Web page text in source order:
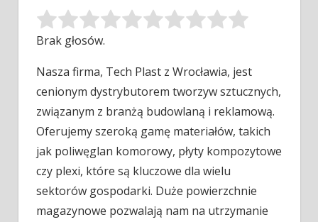
Brak głosów.
Nasza firma, Tech Plast z Wrocławia, jest
cenionym dystrybutorem tworzyw sztucznych,
związanym z branżą budowlaną i reklamową.
Oferujemy szeroką gamę materiałów, takich
jak poliwęglan komorowy, płyty kompozytowe
czy plexi, które są kluczowe dla wielu
sektorów gospodarki. Duże powierzchnie
magazynowe pozwalają nam na utrzymanie